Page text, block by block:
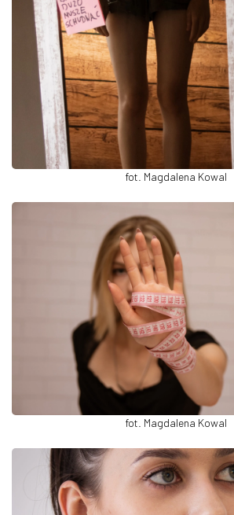
fot. Magdalena Kowal
fot. Magdalena Kowal